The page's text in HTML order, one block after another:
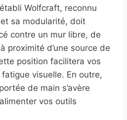
Wolfcraft, reconnu
sa modularité, doit
contre un mur libre, de
proximité d’une source de
position facilitera vos
visuelle. En outre,
de main s’avère
vos outils